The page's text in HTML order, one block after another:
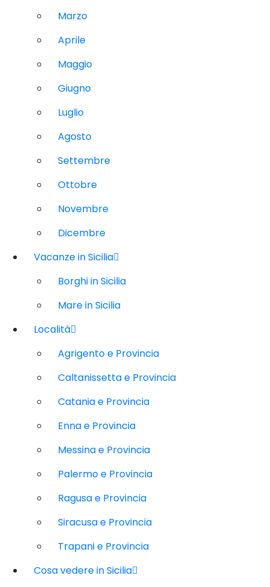
Marzo
Aprile
Maggio
Giugno
Luglio
Agosto
Settembre
Ottobre
Novembre
Dicembre
Vacanze in Sicilia
Borghi in Sicilia
Mare in Sicilia
Località
Agrigento e Provincia
Caltanissetta e Provincia
Catania e Provincia
Enna e Provincia
Messina e Provincia
Palermo e Provincia
Ragusa e Provincia
Siracusa e Provincia
Trapani e Provincia
Cosa vedere in Sicilia